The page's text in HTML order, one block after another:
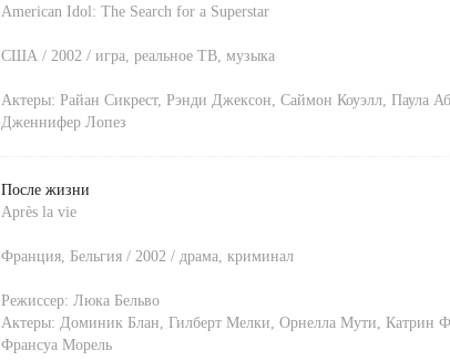
American Idol: The Search for a Superstar
США / 2002 / игра, реальное ТВ, музыка
Актеры: Райан Сикрест, Рэнди Джексон, Саймон Коуэлл, Паула
Дженнифер Лопез
После жизни
Après la vie
Франция, Бельгия / 2002 / драма, криминал
Режиссер: Люка Бельво
Актеры: Доминик Блан, Гилберт Мелки, Орнелла Мути, Катрин
Франсуа Морель